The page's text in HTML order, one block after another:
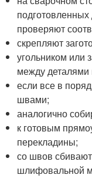
проверяют
скрепляют
угольником или
между деталями
если все в
швами;
аналогично
к готовым
перекладины;
со швов
шлифовальной